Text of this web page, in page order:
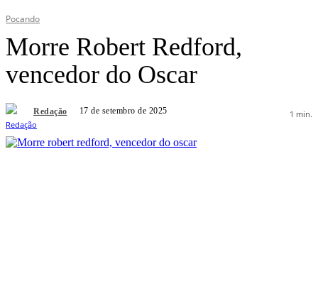
Pocando
Morre Robert Redford,
vencedor do Oscar
Redação 17 de setembro de 2025 1 min.